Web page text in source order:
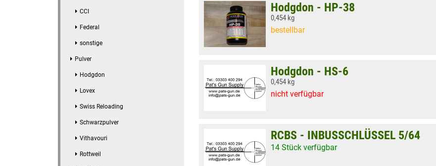
CCI
Federal
sonstige
Pulver
Hodgdon
Lovex
Swiss Reloading
Schwarzpulver
Vithavouri
Rottweil
Hodgdon - HP-38
0,454 kg
bestellbar
Hodgdon - HS-6
0,454 kg
nicht verfügbar
RCBS - INBUSSCHLÜSSEL 5/64
14 Stück verfügbar